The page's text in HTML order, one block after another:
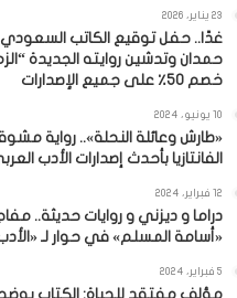
23 يناير، 2026
غدًا.. حفل توقيع الكاتب
حمدان وتدشين روايته الجديدة
خصم 50٪ على جميع الإصدارات
10 يونيو، 2024
«طارش وعائلة النحلة».. رواية
الفانتازيا بأحدث إصدارات الأدب
12 فبراير، 2024
دراما و ديزني و روايات حديثة..
«أسامة المسلم» في حوار لـ
5 فبراير، 2024
مؤلف مفتقد للحياة: الكتاب يوضح